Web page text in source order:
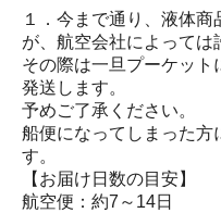
１．今まで通り、液体
が、航空会社によっては
その際は一旦プーケット
発送します。
予めご了承ください。
船便になってしまった方
す。
【お届け日数の目安】
航空便：約7～14日